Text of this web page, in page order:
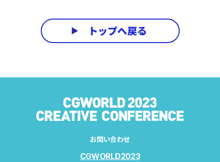
トップへ戻る
お問い合わせ
CGWORLD2023